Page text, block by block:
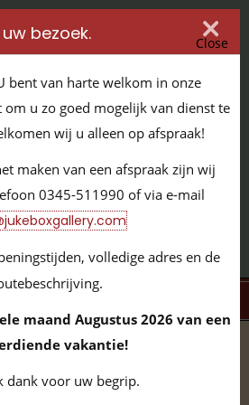
ABOUT JUKEBOXES
4143 HS LEERDAM / TEL:
0345 - 511990
/ nieuwe jukeboxen
bezoek. Close
bent van harte welkom in onze
u zo goed mogelijk van dienst te
wij u alleen op afspraak!
maken van een afspraak zijn wij
0345-511990 of via e-mail
volledige adres en de
maand Augustus 2026 van een
vakantie!
dank voor uw begrip.